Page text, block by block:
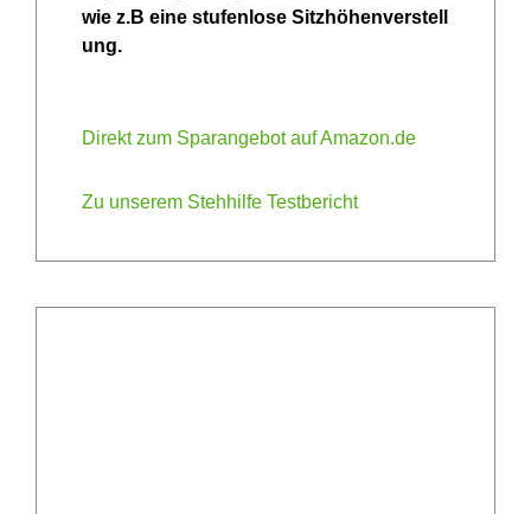
wie z.B eine stufenlose Sitzhöhenverstell
ung.
Direkt zum Sparangebot auf Amazon.de
Zu unserem Stehhilfe Testbericht